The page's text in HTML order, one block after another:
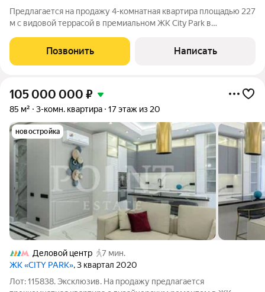
Предлагается на продажу 4-комнатная квартира площадью 227
м с видовой террасой в премиальном ЖК City Park в
Уникальное преимущество просторная терраса, где можно
организовать места для отдыха с уличной
Позвонить Написать
105 000 000 ₽
85 м² 3-комн. квартира 17 этаж из 20
новостройка
Деловой центр
7 мин.
ЖК «CITY PARK», 3 квартал 2020
Лот: 115838. Эксклюзив. На продажу предлагается